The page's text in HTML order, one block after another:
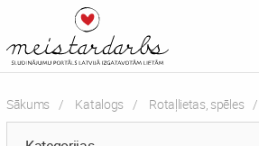
Sākums Katalogs Rotaļlietas, spēles